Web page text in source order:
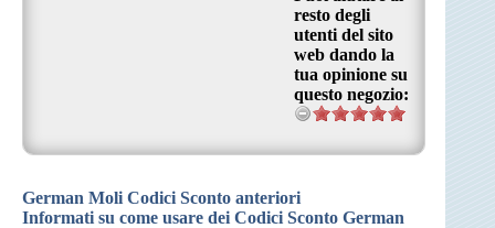
resto degli
utenti del sito
web dando la
tua opinione su
questo negozio:
German Moli Codici Sconto anteriori
Informati su come usare dei Codici Sconto German